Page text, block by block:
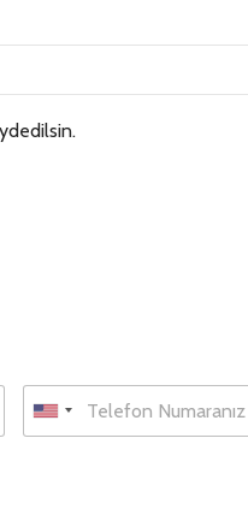
T
l
U